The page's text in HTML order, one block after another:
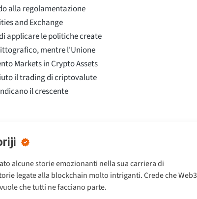
alla regolamentazione
and Exchange
applicare le politiche create
mentre l'Unione
Markets in Crypto Assets
il trading di criptovalute
il crescente
alcune storie emozionanti nella sua carriera di
legate alla blockchain molto intriganti. Crede che Web3
che tutti ne facciano parte.